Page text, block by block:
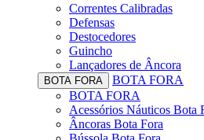
Correntes Calibradas
Defensas
Destocedores
Guincho
Lançadores de Âncora
BOTA FORA
BOTA FORA
BOTA FORA
Acessórios Náuticos Bota
Âncoras Bota Fora